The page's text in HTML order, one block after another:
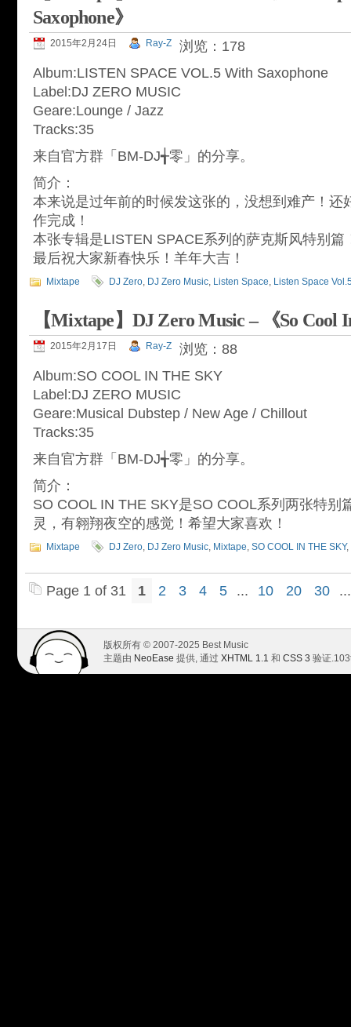
Saxophone》
2015年2月24日 Ray-Z
浏览：178
Album:LISTEN SPACE VOL.5 With Saxophone
Label:DJ ZERO MUSIC
Geare:Lounge / Jazz
Tracks:35
来自官方群「BM-DJ╅零」的分享。
简介：
本来说是过年前的时候发这张的，没想到难产！还
作完成！
本张专辑是LISTEN SPACE系列的萨克斯风特别篇
最后祝大家新春快乐！羊年大吉！
Mixtape DJ Zero, DJ Zero Music, Listen Space, Listen Space
【Mixtape】DJ Zero Music – 《So Cool
2015年2月17日 Ray-Z
浏览：88
Album:SO COOL IN THE SKY
Label:DJ ZERO MUSIC
Geare:Musical Dubstep / New Age / Chillout
Tracks:35
来自官方群「BM-DJ╅零」的分享。
简介：
SO COOL IN THE SKY是SO COOL系列两张特别
灵，有翱翔夜空的感觉！希望大家喜欢！
Mixtape DJ Zero, DJ Zero Music, Mixtape, SO COOL IN THE SKY,
Page 1 of 31 1 2 3 4 5 ... 10 20 30 ...
版权所有 © 2007-2025 Best Music
主题由 NeoEase 提供, 通过 XHTML 1.1 和 CSS 3 验证.